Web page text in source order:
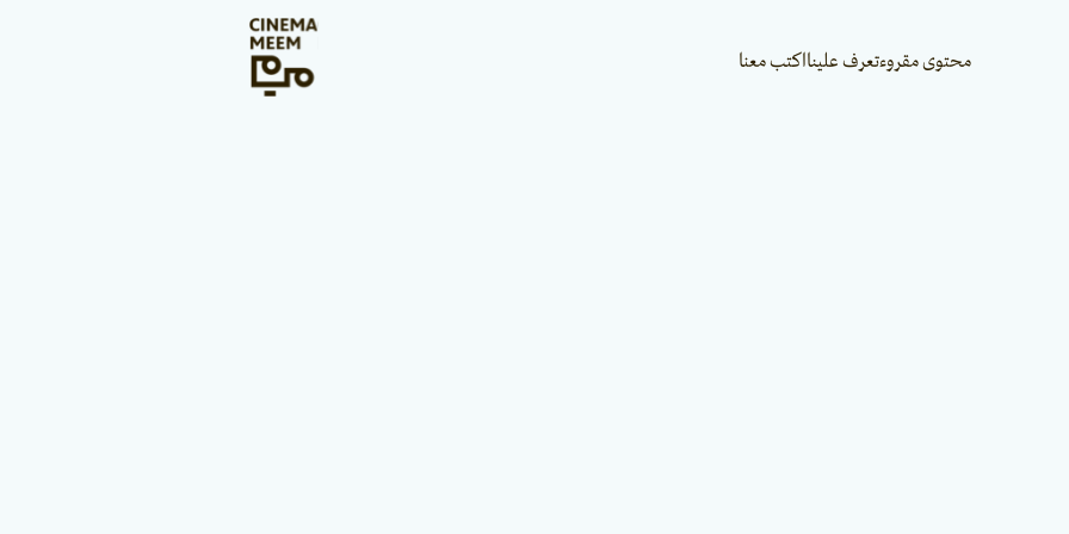
محتوى مقروءتعرف علينااكتب معنا